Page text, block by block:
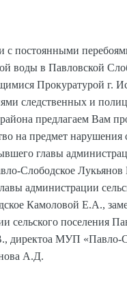
перебоями
воды в Павловской
Прокуратурой г.
следственных и
предлагаем Вам
на предмет нарушения
главы
Слободское Лукьянов
администрации
Камоловой Е.А.,
сельского поселения
директоа МУП «Павло-
А.Д.